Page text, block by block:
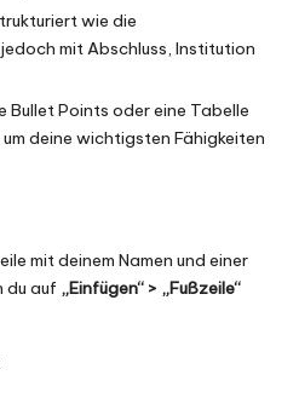
wie die
mit Abschluss, Institution
Bullet Points oder eine Tabelle
deine wichtigsten Fähigkeiten
mit deinem Namen und einer
du auf „Einfügen“ > „Fußzeile“